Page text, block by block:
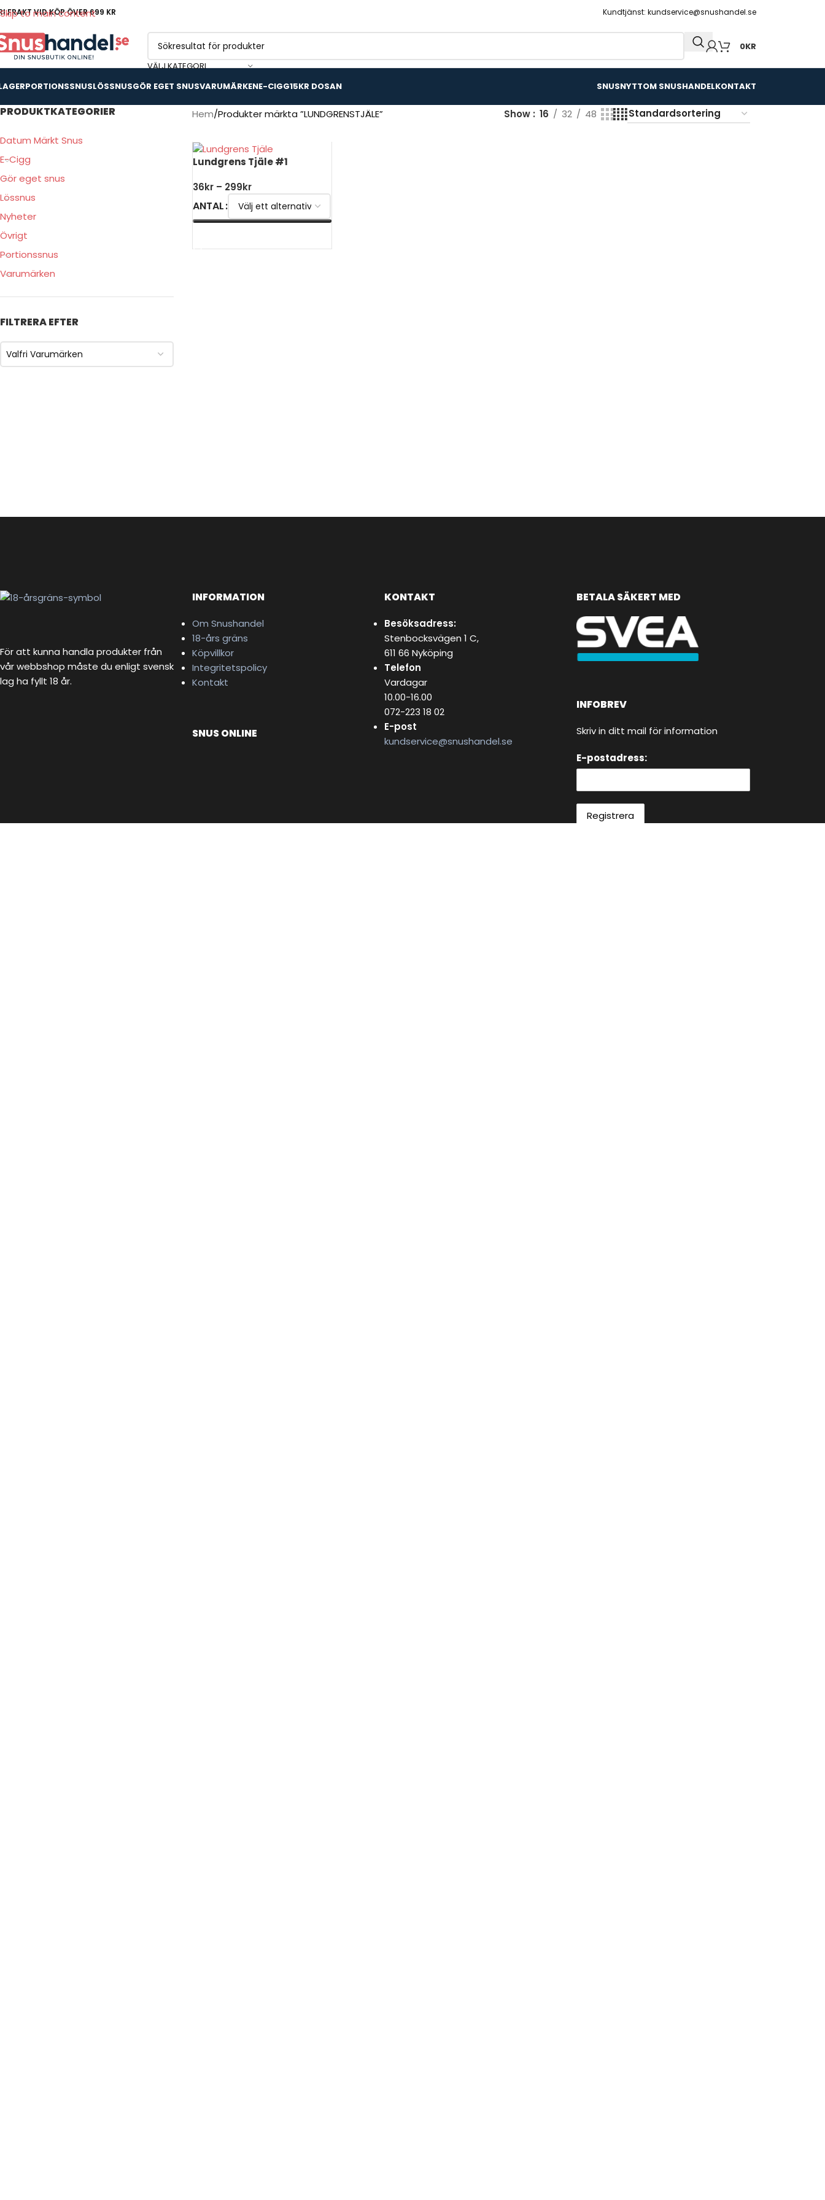
Skip to main content
FRAKT VID KÖP ÖVER 699 KR Kundtjänst: kundservice@snushandel.se
VÄLJ KATEGORI
0KR
PORTIONSSNUSLÖSSNUSGÖR EGET SNUSVARUMÄRKENE-CIGG15KR DOSAN SNUSNYTTOM SNUSHANDELKONTAKT
PRODUKTKATEGORIER
Datum Märkt Snus
E-Cigg
Gör eget snus
Lössnus
Nyheter
Övrigt
Portionssnus
Varumärken
FILTRERA EFTER
Valfri Varumärken
Hem Produkter märkta ”LUNDGRENSTJÄLE” Show 16 32 48
Lundgrens Tjäle #1
36kr – 299kr
ANTAL
För att kunna handla produkter från
vår webbshop måste du enligt svensk
lag ha fyllt 18 år.
INFORMATION
Om Snushandel
18-års gräns
Köpvillkor
Integritetspolicy
Kontakt
SNUS ONLINE
KONTAKT
Besöksadress:
Stenbocksvägen 1 C,
611 66 Nyköping
Telefon
Vardagar
10.00-16.00
072-223 18 02
E-post
kundservice@snushandel.se
BETALA SÄKERT MED
INFOBREV
Skriv in ditt mail för information
E-postadress: